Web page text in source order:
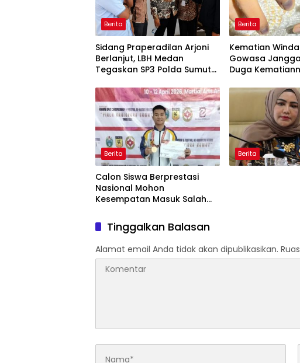
Berita
Sidang Praperadilan Arjoni
Berlanjut, LBH Medan
Tegaskan SP3 Polda Sumut
Berita
Kematian
Gowasa
Duga
Dugaan Tundak
Berita
Calon Siswa Berprestasi
Nasional Mohon
Kesempatan Masuk Salah
Berita
Tinggalkan Balasan
Alamat email Anda tidak akan dipublikasikan.